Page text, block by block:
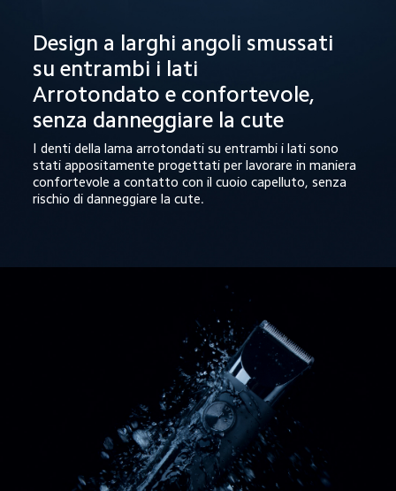
Design a larghi angoli smussati
su entrambi i lati
Arrotondato e confortevole,
senza danneggiare la cute
I denti della lama arrotondati su entrambi i lati sono
stati appositamente progettati per lavorare in maniera
confortevole a contatto con il cuoio capelluto, senza
rischio di danneggiare la cute.